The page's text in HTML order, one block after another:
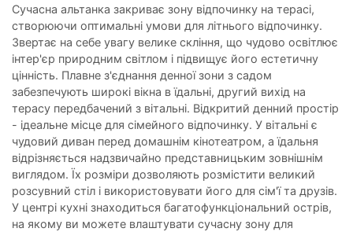
Сучасна альтанка закриває зону відпочинку на терасі,
створюючи оптимальні умови для літнього відпочинку.
Звертає на себе увагу велике скління, що чудово освітлює
інтер'єр природним світлом і підвищує його естетичну
цінність. Плавне з'єднання денної зони з садом
забезпечують широкі вікна в їдальні, другий вихід на
терасу передбачений з вітальні. Відкритий денний простір
- ідеальне місце для сімейного відпочинку. У вітальні є
чудовий диван перед домашнім кінотеатром, а їдальня
відрізняється надзвичайно представницьким зовнішнім
виглядом. Їх розміри дозволяють розмістити великий
розсувний стіл і використовувати його для сім'ї та друзів.
У центрі кухні знаходиться багатофункціональний острів,
на якому ви можете влаштувати сучасну зону для